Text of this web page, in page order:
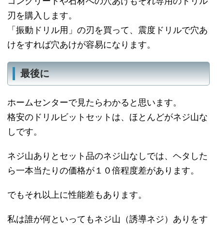
刃を購入します。
「振動ドリル用」の刃を買って、震度ドリルで穴あ
けをすれば穴あけが容易になります。
最後に
ホームセンターで見たらわかると思います。
格安のドリルビットセットは、ほとんどがネジ山な
しです。
ネジ山ありとセット品のネジ山なしでは、ヘタした
ら一本当たりの価格が１０倍程度差があります。
でもそれ以上に性能差もあります。
私は誰が何といってもネジ山（誘導ネジ）ありをす